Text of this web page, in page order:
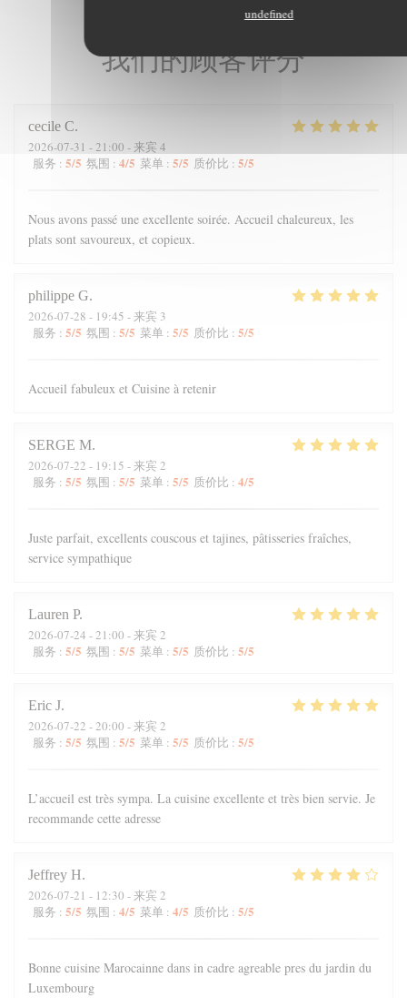
undefined
我们的顾客评分
cecile C
2026-07-31 - 21:00 - 来宾 4
服务 : 5/5 氛围 : 4/5 菜单 : 5/5 质价比 : 5/5
Nous avons passé une excellente soirée. Accueil chaleureux, les
plats sont savoureux, et copieux.
philippe G
2026-07-28 - 19:45 - 来宾 3
服务 : 5/5 氛围 : 5/5 菜单 : 5/5 质价比 : 5/5
Accueil fabuleux et Cuisine à retenir
SERGE M
2026-07-22 - 19:15 - 来宾 2
服务 : 5/5 氛围 : 5/5 菜单 : 5/5 质价比 : 4/5
Juste parfait, excellents couscous et tajines, pâtisseries fraîches,
service sympathique
Lauren P
2026-07-24 - 21:00 - 来宾 2
服务 : 5/5 氛围 : 5/5 菜单 : 5/5 质价比 : 5/5
Eric J
2026-07-22 - 20:00 - 来宾 2
服务 : 5/5 氛围 : 5/5 菜单 : 5/5 质价比 : 5/5
L’accueil est très sympa. La cuisine excellente et très bien servie. Je
recommande cette adresse
Jeffrey H
2026-07-21 - 12:30 - 来宾 2
服务 : 5/5 氛围 : 4/5 菜单 : 4/5 质价比 : 5/5
Bonne cuisine Marocainne dans in cadre agreable pres du jardin du
Luxembourg